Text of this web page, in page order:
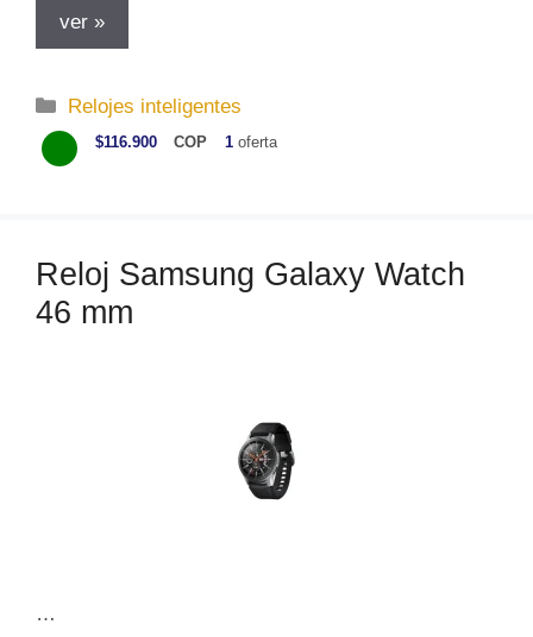
ver »
C
a
t
r
í
Relojes inteligentes
$116.900 COP 1 oferta
Reloj Samsung Galaxy Watch
46 mm
…